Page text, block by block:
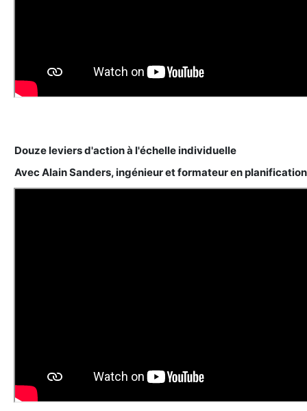
Douze leviers d'action à l'échelle individuelle
Avec Alain Sanders, ingénieur et formateur en